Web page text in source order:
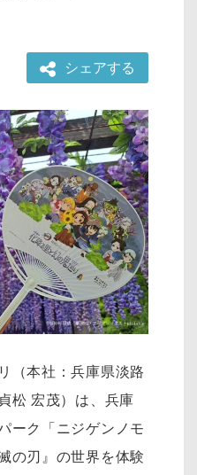
シェアする
（本社：兵庫県淡路
松 宏茂）は、兵庫
ーク「ニジゲンノモ
の刃』の世界を体験